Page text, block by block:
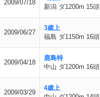
2009/07/18
新潟 ダ1200m 15頭
2009/06/27
3歳上
福島 ダ1150m 16頭
2009/04/18
鹿島特
中山 ダ1200m 16頭
2009/03/29
4歳上